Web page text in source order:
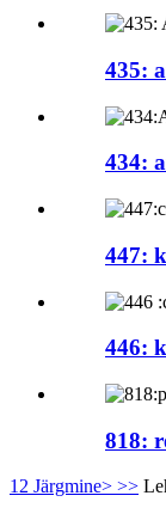
435:
434:
447:
446:
818:
12 Järgmine> >>